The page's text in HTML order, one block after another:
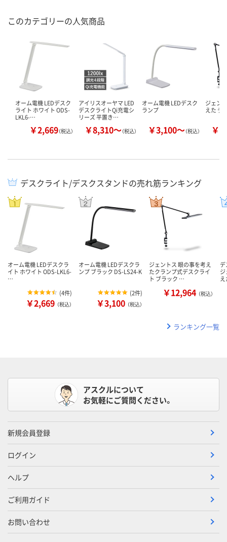
このカテゴリーの人気商品
オーム電機 LEDデスク
ライト ホワイト ODS-
LKL6-…
￥2,669（税込）
アイリスオーヤマ LED
デスクライトQi充電シ
リーズ 平置き…
￥8,310～（税込）
オーム電機 LEDデスク
ランプ
￥3,100～（税込）
ジェン
えた デ
￥
デスクライト/デスクスタンドの売れ筋ランキング
オーム電機 LEDデスクラ
イト ホワイト ODS-LKL6-
…
(4件)
￥2,669 （税込）
オーム電機 LEDデスクラ
ンプ ブラック DS-LS24-K
(2件)
￥3,100 （税込）
ジェントス 眼の事を考え
たクランプ式デスクライ
ト ブラック …
￥12,964 （税込）
デ
ランキング一覧
アスクルについて
お気軽にご質問ください。
新規会員登録
ログイン
ヘルプ
ご利用ガイド
お問い合わせ